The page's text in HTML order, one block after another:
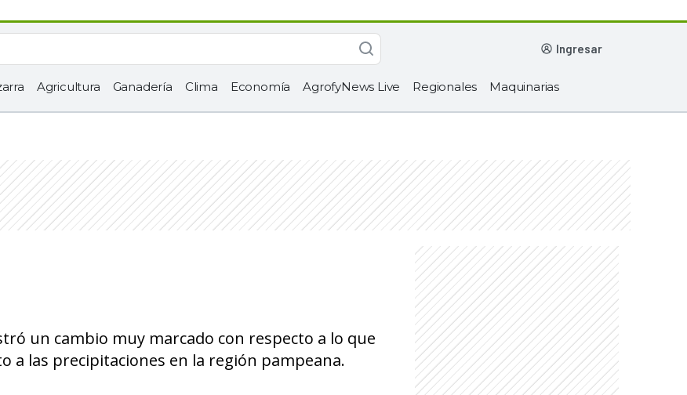
ingresar
Agricultura Ganadería Clima Economía AgrofyNews Live Regionales Maquinarias
un cambio muy marcado con respecto a lo que
a las precipitaciones en la región pampeana.